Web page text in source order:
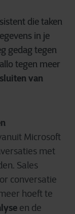
die taken
in je
gedag tegen
tegen meer
van
Microsoft
met
Sales
conversatie
hoeft te
en de